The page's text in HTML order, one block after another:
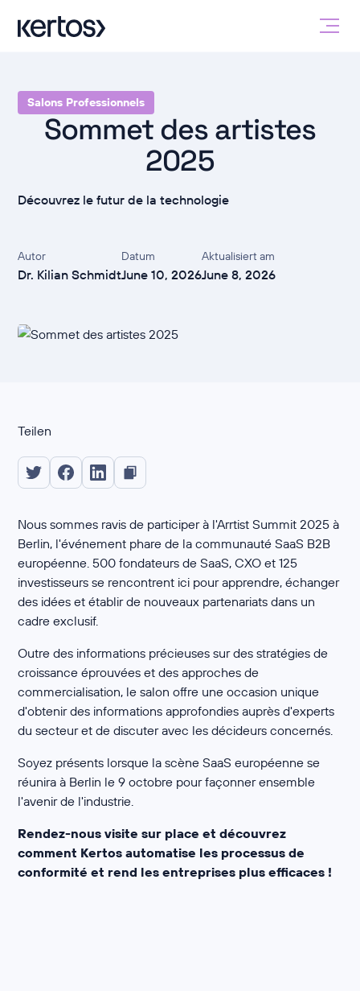
Salons Professionnels
Sommet des artistes
2025
Découvrez le futur de la technologie
Autor
Dr. Kilian Schmidt
Datum
June 10, 2026
Aktualisiert am
June 8, 2026
Teilen
Nous sommes ravis de participer à l'Arrtist Summit 2025 à
Berlin, l'événement phare de la communauté SaaS B2B
européenne. 500 fondateurs de SaaS, CXO et 125
investisseurs se rencontrent ici pour apprendre, échanger
des idées et établir de nouveaux partenariats dans un
cadre exclusif.
Outre des informations précieuses sur des stratégies de
croissance éprouvées et des approches de
commercialisation, le salon offre une occasion unique
d'obtenir des informations approfondies auprès d'experts
du secteur et de discuter avec les décideurs concernés.
Soyez présents lorsque la scène SaaS européenne se
réunira à Berlin le 9 octobre pour façonner ensemble
l'avenir de l'industrie.
Rendez-nous visite sur place et découvrez
comment Kertos automatise les processus de
conformité et rend les entreprises plus efficaces !